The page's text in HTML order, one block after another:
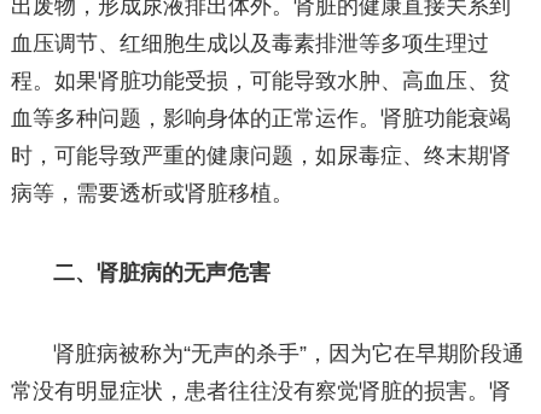
出废物，形成尿液排出体外。肾脏的健康直接关系到
血压调节、红细胞生成以及毒素排泄等多项生理过
程。如果肾脏功能受损，可能导致水肿、高血压、贫
血等多种问题，影响身体的正常运作。肾脏功能衰竭
时，可能导致严重的健康问题，如尿毒症、终末期肾
病等，需要透析或肾脏移植。
二、肾脏病的无声危害
肾脏病被称为“无声的杀手”，因为它在早期阶段通
常没有明显症状，患者往往没有察觉肾脏的损害。肾